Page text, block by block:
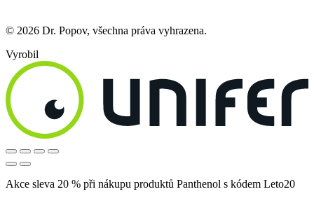
© 2026 Dr. Popov, všechna práva vyhrazena.
Vyrobil
Akce sleva 20 % při nákupu produktů Panthenol s kódem Leto20